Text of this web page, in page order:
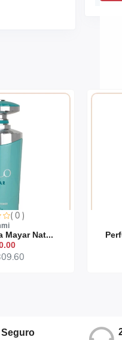
( 0 )
Mayar Nat...
Seguro